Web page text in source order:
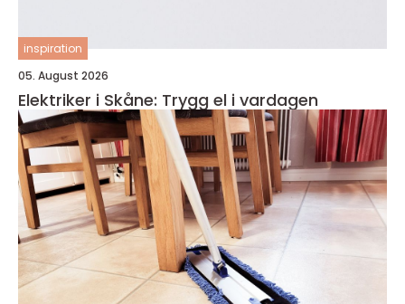
inspiration
05. August 2026
Elektriker i Skåne: Trygg el i vardagen